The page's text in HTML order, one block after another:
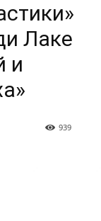
Лаке
и
939